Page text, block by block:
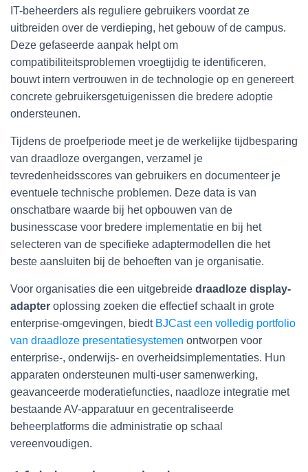
IT-beheerders als reguliere gebruikers voordat ze
uitbreiden over de verdieping, het gebouw of de campus.
Deze gefaseerde aanpak helpt om
compatibiliteitsproblemen vroegtijdig te identificeren,
bouwt intern vertrouwen in de technologie op en genereert
concrete gebruikersgetuigenissen die bredere adoptie
ondersteunen.
Tijdens de proefperiode meet je de werkelijke tijdbesparing
van draadloze overgangen, verzamel je
tevredenheidsscores van gebruikers en documenteer je
eventuele technische problemen. Deze data is van
onschatbare waarde bij het opbouwen van de
businesscase voor bredere implementatie en bij het
selecteren van de specifieke adaptermodellen die het
beste aansluiten bij de behoeften van je organisatie.
Voor organisaties die een uitgebreide draadloze display-
adapter oplossing zoeken die effectief schaalt in grote
enterprise-omgevingen, biedt BJCast een volledig portfolio
van draadloze presentatiesystemen ontworpen voor
enterprise-, onderwijs- en overheidsimplementaties. Hun
apparaten ondersteunen multi-user samenwerking,
geavanceerde moderatiefuncties, naadloze integratie met
bestaande AV-apparatuur en gecentraliseerde
beheerplatforms die administratie op schaal
vereenvoudigen.